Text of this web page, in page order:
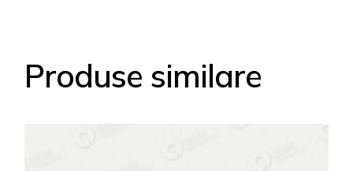
Produse similare